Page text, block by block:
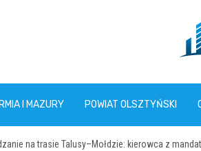
I MAZURY POWIAT OLSZTYŃSKI
na trasie Talusy–Mołdzie: kierowca z